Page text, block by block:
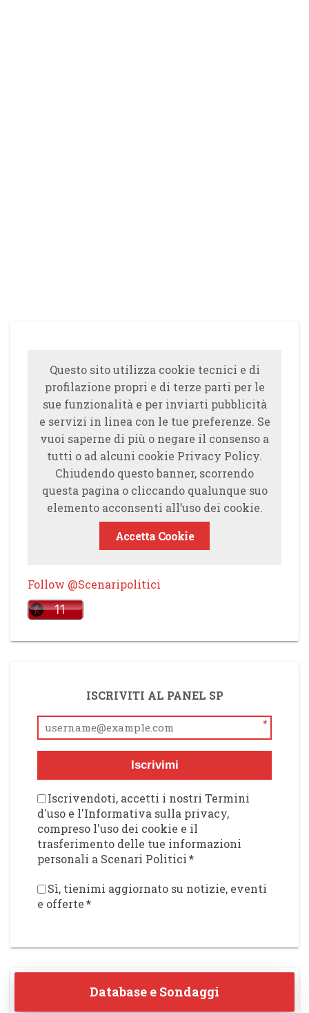
Questo sito utilizza cookie tecnici e di
profilazione propri e di terze parti per le
sue funzionalità e per inviarti pubblicità
e servizi in linea con le tue preferenze. Se
vuoi saperne di più o negare il consenso a
tutti o ad alcuni cookie Privacy Policy.
Chiudendo questo banner, scorrendo
questa pagina o cliccando qualunque suo
elemento acconsenti all’uso dei cookie.
Accetta Cookie
Follow @Scenaripolitici
ISCRIVITI AL PANEL SP
*
Iscrivimi
Iscrivendoti, accetti i nostri Termini
d'uso e l'Informativa sulla privacy,
compreso l'uso dei cookie e il
trasferimento delle tue informazioni
personali a Scenari Politici*
Sì, tienimi aggiornato su notizie, eventi
e offerte*
Database e Sondaggi